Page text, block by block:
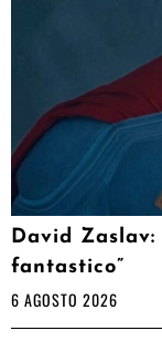
David Zaslav:
fantastico”
6 AGOSTO 2026